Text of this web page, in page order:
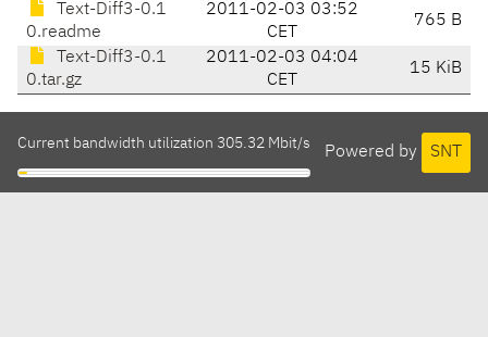
Text-Diff3-0.1
0.readme
2011-02-03 03:52
CET
765 B
Text-Diff3-0.1
0.tar.gz
2011-02-03 04:04
CET
15 KiB
Powered by SNT
Current bandwidth utilization 305.32 Mbit/s